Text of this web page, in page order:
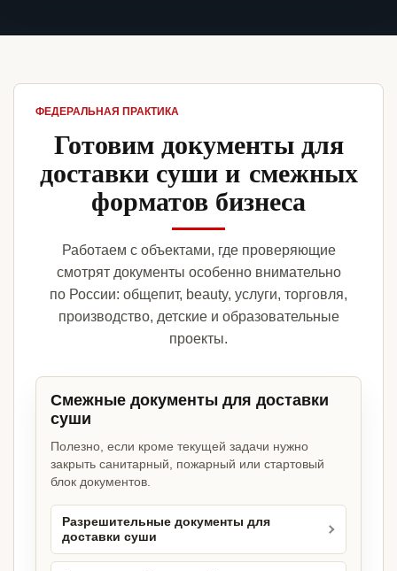
ФЕДЕРАЛЬНАЯ ПРАКТИКА
Готовим документы для
доставки суши и смежных
форматов бизнеса
Работаем с объектами, где проверяющие
смотрят документы особенно внимательно
по России: общепит, beauty, услуги, торговля,
производство, детские и образовательные
проекты.
Смежные документы для доставки
суши
Полезно, если кроме текущей задачи нужно
закрыть санитарный, пожарный или стартовый
блок документов.
Разрешительные документы для
доставки суши